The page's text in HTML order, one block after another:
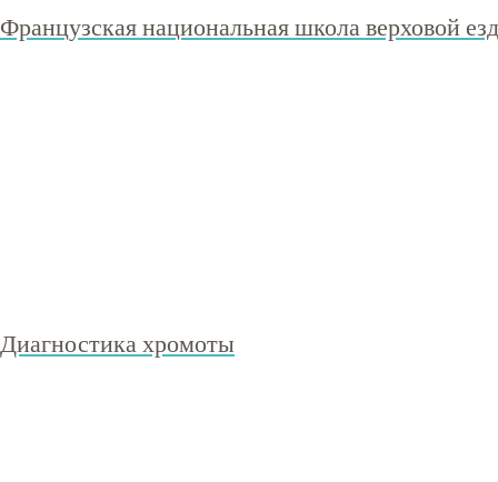
Французская национальная школа верховой
Диагностика хромоты